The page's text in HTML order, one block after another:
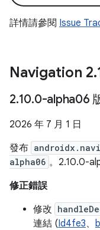
詳情請參閱 Issue
Navigation 2.
2.10.0-alpha06
2026 年 7 月 1 日
發布
alpha06 。2.10.0-
修正錯誤
修改
連結 (Id4fe3、